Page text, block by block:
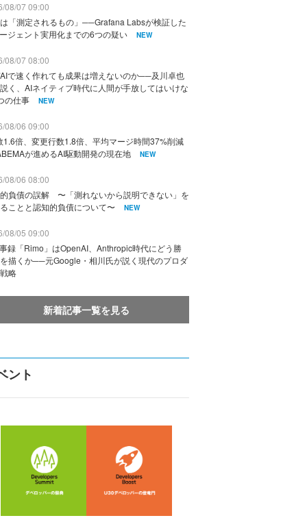
08/07 09:00
「測定されるもの」──Grafana Labsが検証した
ジェント実用化までの6つの疑い
NEW
08/07 08:00
で速く作れても成果は増えないのか──及川卓也
く、AIネイティブ時代に人間が手放してはいけな
の仕事
NEW
08/06 09:00
1.6倍、変更行数1.8倍、平均マージ時間37%削減
が進めるAI駆動開発の現在地
NEW
08/06 08:00
負債の誤解 〜「測れないから説明できない」を
ことと認知的負債について〜
NEW
08/05 09:00
録「Rimo」はOpenAI、Anthropic時代にどう勝
描くか──元Google・相川氏が説く現代のプロダ
略
新着記事一覧を見る
ント